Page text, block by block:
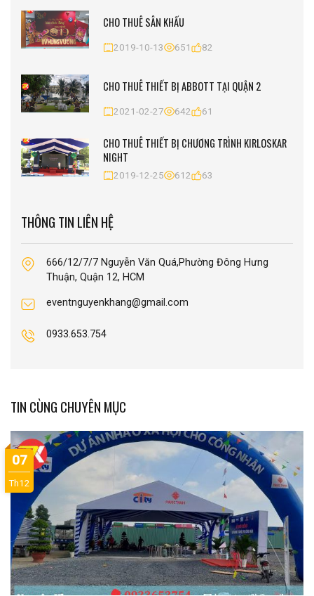
CHO THUÊ SÂN KHẤU
2019-10-13 651 82
CHO THUÊ THIẾT BỊ ABBOTT TẠI QUẬN 2
2021-02-27 642 61
CHO THUÊ THIẾT BỊ CHƯƠNG TRÌNH KIRLOSKAR
NIGHT
2019-12-25 612 63
THÔNG TIN LIÊN HỆ
666/12/7/7 Nguyễn Văn Quá,Phường Đông Hưng
Thuận, Quận 12, HCM
eventnguyenkhang@gmail.com
0933.653.754
TIN CÙNG CHUYÊN MỤC
07
Th12